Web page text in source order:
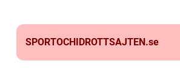
SPORTOCHIDROTTSAJTEN.se